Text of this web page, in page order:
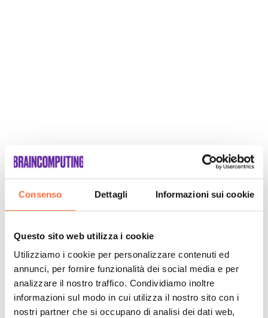
Consenso Dettagli Informazioni sui cookie
Questo sito web utilizza i cookie
Utilizziamo i cookie per personalizzare contenuti ed
annunci, per fornire funzionalità dei social media e per
analizzare il nostro traffico. Condividiamo inoltre
informazioni sul modo in cui utilizza il nostro sito con i
nostri partner che si occupano di analisi dei dati web,